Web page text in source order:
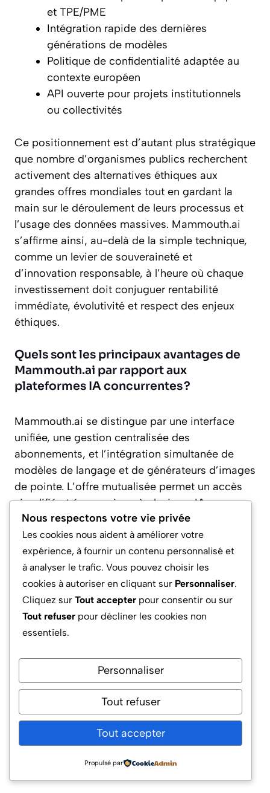
et TPE/PME
Intégration rapide des dernières
générations de modèles
Politique de confidentialité adaptée au
contexte européen
API ouverte pour projets institutionnels
ou collectivités
Ce positionnement est d’autant plus stratégique
que nombre d’organismes publics recherchent
activement des alternatives éthiques aux
grandes offres mondiales tout en gardant la
main sur le déroulement de leurs processus et
l’usage des données massives. Mammouth.ai
s’affirme ainsi, au-delà de la simple technique,
comme un levier de souveraineté et
d’innovation responsable, à l’heure où chaque
investissement doit conjuguer rentabilité
immédiate, évolutivité et respect des enjeux
éthiques.
Quels sont les principaux avantages de
Mammouth.ai par rapport aux
plateformes IA concurrentes ?
Mammouth.ai se distingue par une interface
unifiée, une gestion centralisée des
abonnements, et l’intégration simultanée de
modèles de langage et de générateurs d’images
de pointe. L’offre mutualisée permet un accès
simplifié et économique à plusieurs IA, sans
nécessiter de compétences techniques
approfondies.
La plateforme Mammouth.ai respecte-t-
elle les normes RGPD et garantit-elle la
confidentialité des données ?
Oui, Mammouth.ai s’inscrit dans une démarche
protégées, les flux sont maîtrisés et la gestion
des droits d’accès permet de répondre aux
exigences législatives européennes les plus
strictes.
Quels métiers ou secteurs tirent le plus
profit de Mammouth.ai ?
Nous respectons votre vie privée
Les cookies nous aident à améliorer votre
expérience, à fournir un contenu personnalisé et
à analyser le trafic. Vous pouvez choisir les
cookies à autoriser en cliquant sur Personnaliser.
Cliquez sur Tout accepter pour consentir ou sur
Tout refuser pour décliner les cookies non
essentiels.
Personnaliser
Tout refuser
Tout accepter
Propulsé par